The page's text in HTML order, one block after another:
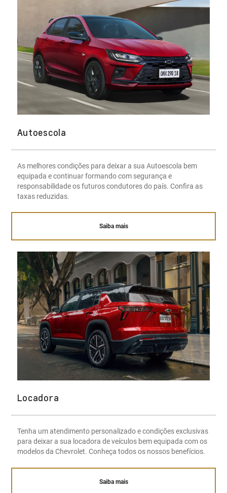
Autoescola
As melhores condições para deixar a sua Autoescola bem
equipada e continuar formando com segurança e
responsabilidade os futuros condutores do país. Confira as
taxas reduzidas.
Saiba mais
Locadora
Tenha um atendimento personalizado e condições exclusivas
para deixar a sua locadora de veículos bem equipada com os
modelos da Chevrolet. Conheça todos os nossos benefícios.
Saiba mais